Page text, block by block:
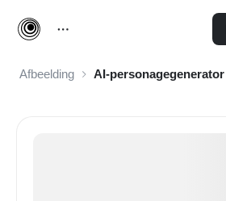
Afbeelding AI-personagegenerator